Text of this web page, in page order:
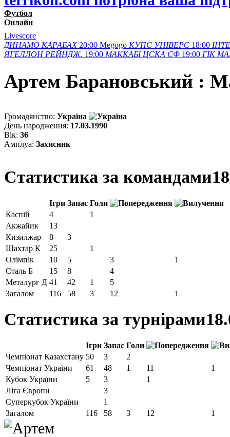
Футбол
Онлайн
Livescore
ДИНАМО КАРАБАХ 20:00 Megogo КУПС УНІВЕРС 18:00
ЯГЕЛЛОН РЕЙНДЖ. 19:00 МАККАБІ ЦСКА СФ 19:00 ГІК
Артем Барановський :
Громадянство: Україна
День народження: 17.03.1990
Вік: 36
Амплуа: Захисник
Статистика за командами
Ігри Запас Голи
Каспій
4
1
Акжайик
13
Кизилжар
8
3
Шахтар К
25
1
Олімпік
10 5 3
1
Сталь Б
15 8
4
Металург Д 41 42 1
5
Загалом
116 58 3 12 1
Статистика за турнірами
Ігри Запас Голи
Чемпіонат Казахстану 50 3
2
Чемпіонат України
61 48 1 11
1
Кубок України
5 3
1
Ліга Європи
3
Суперкубок України
1
Загалом
116 58 3 12 1